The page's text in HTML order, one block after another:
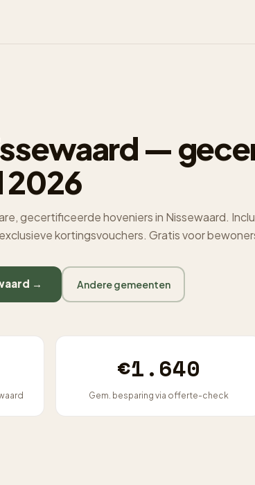
—
2026
gecertificeerde hoveniers in Nissewaard.
kortingsvouchers. Gratis voor
→ Andere gemeenten
€1.640
Gem. besparing via offerte-check